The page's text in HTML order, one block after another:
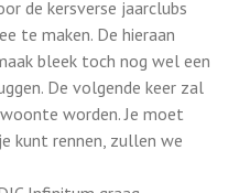
de kersverse jaarclubs
te maken. De hieraan
bleek toch nog wel een
De volgende keer zal
worden. Je moet
kunt rennen, zullen we